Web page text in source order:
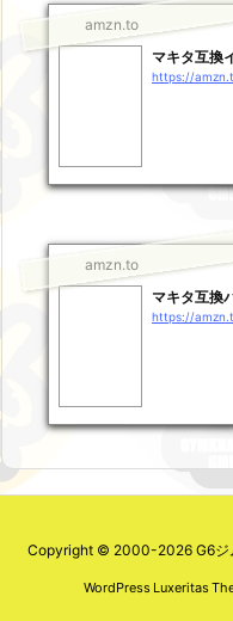
amzn.to
マキタ互換
https://
amzn.to
マキタ互換
https://
Copyright © 2000-2026 G6ジ
WordPress Luxeritas